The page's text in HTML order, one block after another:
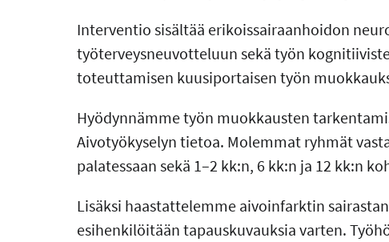
Interventio sisältää erikoissairaanhoidon
työterveysneuvotteluun sekä työn
toteuttamisen kuusiportaisen työn
Hyödynnämme työn muokkausten
Aivotyökyselyn tietoa. Molemmat ryhmät
palatessaan sekä 1–2 kk:n, 6 kk:n ja 12 kk:n
Lisäksi haastattelemme aivoinfarktin
esihenkilöitään tapauskuvauksia varten.